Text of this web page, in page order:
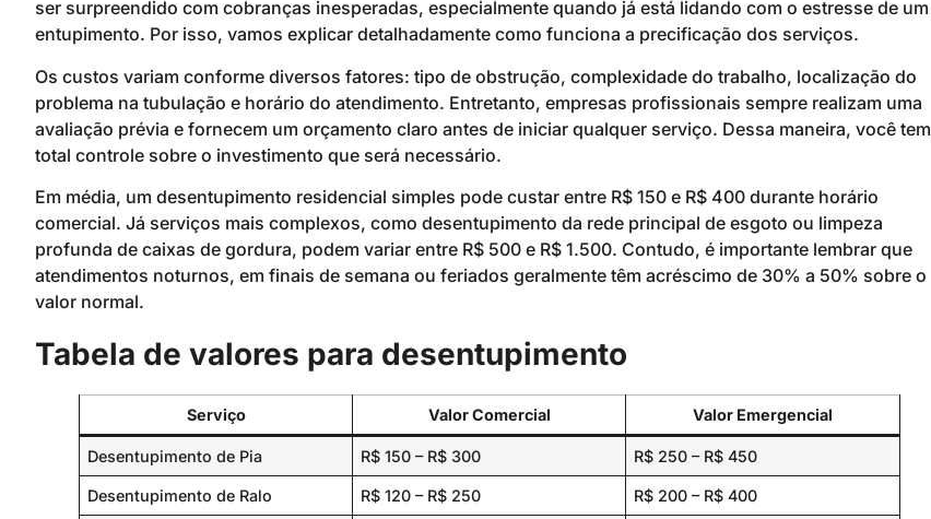
ser surpreendido com cobranças inesperadas, especialmente quando já está lidando com o estresse de um
entupimento. Por isso, vamos explicar detalhadamente como funciona a precificação dos serviços.
Os custos variam conforme diversos fatores: tipo de obstrução, complexidade do trabalho, localização do
problema na tubulação e horário do atendimento. Entretanto, empresas profissionais sempre realizam uma
avaliação prévia e fornecem um orçamento claro antes de iniciar qualquer serviço. Dessa maneira, você tem
total controle sobre o investimento que será necessário.
Em média, um desentupimento residencial simples pode custar entre R$ 150 e R$ 400 durante horário
comercial. Já serviços mais complexos, como desentupimento da rede principal de esgoto ou limpeza
profunda de caixas de gordura, podem variar entre R$ 500 e R$ 1.500. Contudo, é importante lembrar que
atendimentos noturnos, em finais de semana ou feriados geralmente têm acréscimo de 30% a 50% sobre o
valor normal.
Tabela de valores para desentupimento
Serviço Valor Comercial Valor Emergencial
Desentupimento de Pia R$ 150 – R$ 300 R$ 250 – R$ 450
Desentupimento de Ralo R$ 120 – R$ 250 R$ 200 – R$ 400